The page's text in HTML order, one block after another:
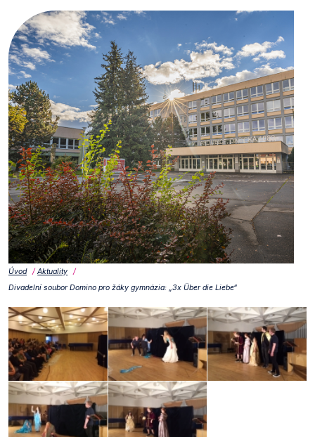
Úvod
Aktuality
Divadelní soubor Domino pro žáky gymnázia: „3x Über die Liebe“